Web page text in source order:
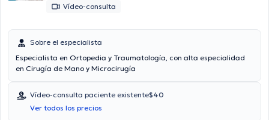
Vídeo-consulta
Sobre el especialista
Especialista en Ortopedia y Traumatología, con alta especialidad
en Cirugía de Mano y Microcirugía
Vídeo-consulta paciente existente$40
Ver todos los precios